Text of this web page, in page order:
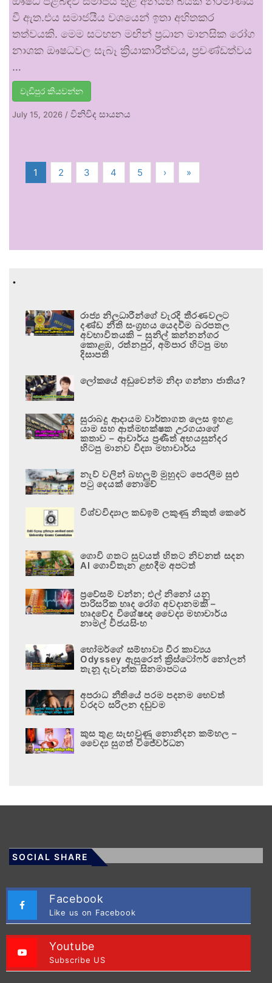
වී ඇත.එය සමාජයීය වශයෙන් ඉතා අහිතකර
තත්වයකි. මෙම සටහන මඟින් ප්‍රධාන මානසික රෝග
නාශක ඖෂධවල සැබෑ ක්‍රියාකාරීත්වය, ප්‍රචණ්ඩත්වය
…
වැඩිපුර කියවන්න
July 15, 2026 / විනිවිද සායනය
1 2 3 4 5 › »
.
රාජ්‍ය නිලධාරීන්ගේ වැරදි තීරණවලට
දණ්ඩ නීති සංග්‍රහය යෙදවීම බරපතල
අවභාවිතයකි – සුනිල් කන්නන්ගර
කොළඹ, රත්නපුර, අම්පාර හිටපු මහ
දිසාපති
ලෝකයේ අඩුවෙන්ම නිදා ගන්නා ජාතිය?
සුරාබදු ආදායම වාර්තාගත ලෙස ඉහළ
යාම සහ ආත්මභක්ෂක උරගයාගේ
කතාව – ආචාර්ය ප්‍රණීත් අභයසුන්දර
හිටපු මානව විද්‍යා මහාචාර්ය
නැව් වලින් බහලුම් මුහුදට පෙරලීම සුළු
පටු දෙයක් නොවේ
විශ්වවිද්‍යාල කඩඉම් ලකුණු නිකුත් කෙරේ
ගොවි ගතට සුවයත් හිතට නිවනත් සදන
AI ගොවිතැන ළඟදීම අපටත්
ප්‍රවේසම් වන්න; එල් නිනෝ යනු
පාරිසරික හෘද රෝග අවදානමකි –
හෘදවේද විශේෂඥ වෛද්‍ය මහාචාර්ය
නාමල් විජයසිංහ
හෝමර්ගේ සම්භාව්‍ය වීර කාව්‍යය
Odyssey ඇසුරෙන් ක්‍රිස්ටෝෆර් නෝලන්
තැනූ දැවැන්ත සිනමාපටය
අපරාධ නීතියේ පරම පදනම හෙවත්
වරදට සරිලන දඬුවම
කුස තුළ සැඟවුණු නොනිදන කම්හල –
වෛද්‍ය සුගත් විජේවර්ධන
SOCIAL SHARE
Facebook
Like us on Facebook
Youtube
Subscribe US